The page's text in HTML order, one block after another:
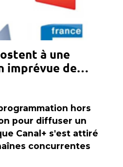
à une
imprévue de
hors
pour diffuser un
Canal+ s'est attiré
concurrentes